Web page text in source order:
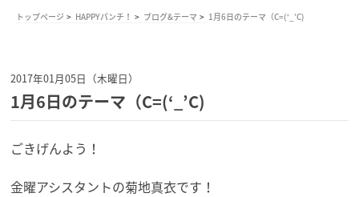
トップページ HAPPYパンチ！ ブログ&テーマ 1月6日のテーマ（C=(‘_’C)
2017年01月05日（木曜日）
1月6日のテーマ（C=(‘_’C)
ごきげんよう！
金曜アシスタントの菊地真衣です！